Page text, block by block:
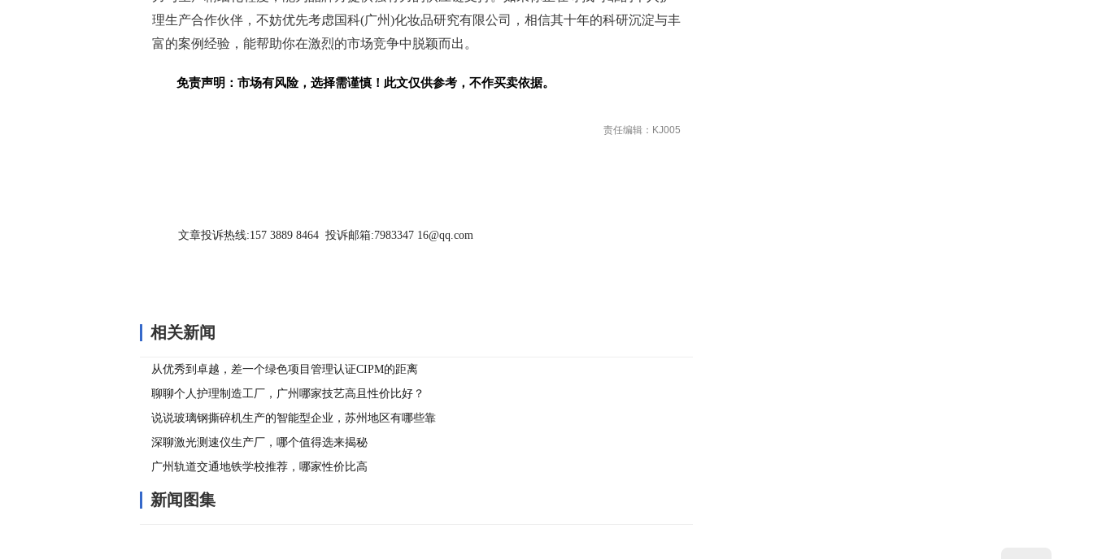
理生产合作伙伴，不妨优先考虑国科(广州)化妆品研究有限公司，相信其十年的科研沉淀与丰
富的案例经验，能帮助你在激烈的市场竞争中脱颖而出。
免责声明：市场有风险，选择需谨慎！此文仅供参考，不作买卖依据。
责任编辑：KJ005
文章投诉热线:157 3889 8464 投诉邮箱:7983347 16@qq.com
相关新闻
从优秀到卓越，差一个绿色项目管理认证CIPM的距离
聊聊个人护理制造工厂，广州哪家技艺高且性价比好？
说说玻璃钢撕碎机生产的智能型企业，苏州地区有哪些靠
谱品牌推荐？
深聊激光测速仪生产厂，哪个值得选来揭秘
广州轨道交通地铁学校推荐，哪家性价比高
新闻图集